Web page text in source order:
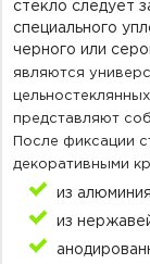
стекло следует
специального
черного или
являются
представляют
После фиксации
декоративными
из
из